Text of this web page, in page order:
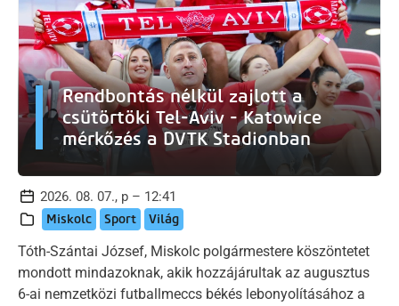
Rendbontás nélkül zajlott a
csütörtöki Tel-Aviv - Katowice
mérkőzés a DVTK Stadionban
2026. 08. 07., p – 12:41
Miskolc Sport Világ
Tóth-Szántai József, Miskolc polgármestere köszöntetet
mondott mindazoknak, akik hozzájárultak az augusztus
6-ai nemzetközi futballmeccs békés lebonyolításához a